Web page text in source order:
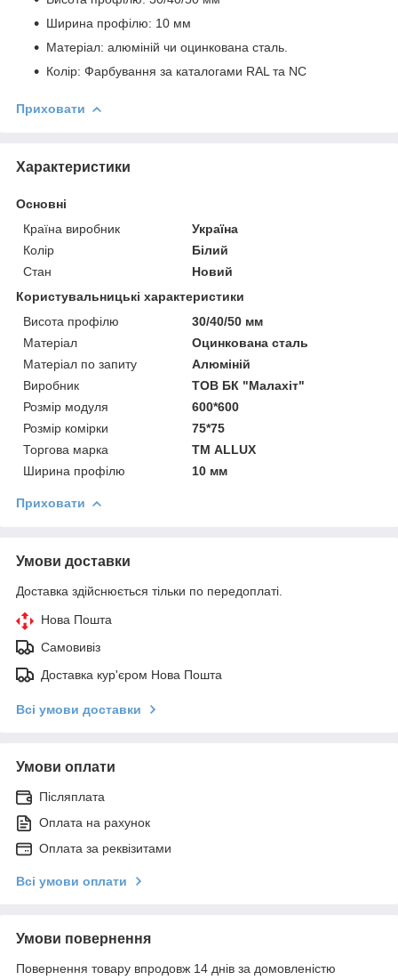
Ширина профілю: 10 мм
Матеріал: алюміній чи оцинкована сталь.
Колір: Фарбування за каталогами RAL та NC
Приховати
Характеристики
Основні
Країна виробник
Україна
Колір
Білий
Стан
Новий
Користувальницькі характеристики
Висота профілю
30/40/50 мм
Матеріал
Оцинкована сталь
Матеріал по запиту
Алюміній
Виробник
ТОВ БК "Малахіт"
Розмір модуля
600*600
Розмір комірки
75*75
Торгова марка
ТМ ALLUX
Ширина профілю
10 мм
Приховати
Умови доставки
Доставка здійснюється тільки по передоплаті.
Нова Пошта
Самовивіз
Доставка кур'єром Нова Пошта
Всі умови доставки
Умови оплати
Післяплата
Оплата на рахунок
Оплата за реквізитами
Всі умови оплати
Умови повернення
Повернення товару впродовж 14 днів за домовленістю